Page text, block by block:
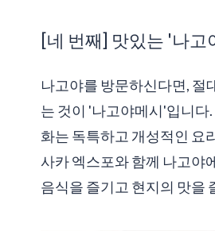
[네 번째] 맛있는 '나고
나고야를 방문하신다면, 절
는 것이 '나고야메시'입니다
화는 독특하고 개성적인 요
사카 엑스포와 함께 나고야
음식을 즐기고 현지의 맛을